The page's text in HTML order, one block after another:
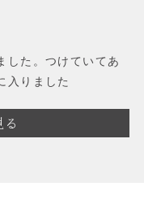
した。つけていてあ
入りました